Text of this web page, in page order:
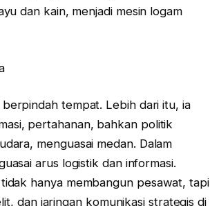
dan kain, menjadi mesin logam
tempat. Lebih dari itu, ia
pertahanan, bahkan politik
menguasai medan. Dalam
arus logistik dan informasi.
hanya membangun pesawat, tapi
dan jaringan komunikasi strategis di